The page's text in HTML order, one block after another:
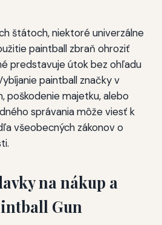
štátoch, niektoré univerzálne
paintball zbraň ohroziť
predstavuje útok bez ohľadu
paintball značky v
poškodenie majetku, alebo
správania môže viesť k
všeobecných zákonov o
na nákup a
Gun